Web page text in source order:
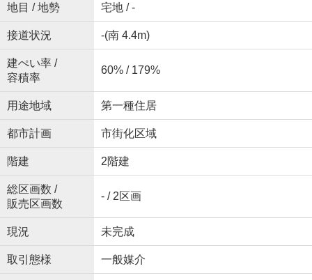
地目 / 地勢 宅地 / -
接道状況 -(南 4.4m)
建ぺい率 /
容積率
60% / 179%
用途地域 第一種住居
都市計画 市街化区域
階建 2階建
総区画数 /
販売区画数
- / 2区画
現況 未完成
取引態様 一般媒介